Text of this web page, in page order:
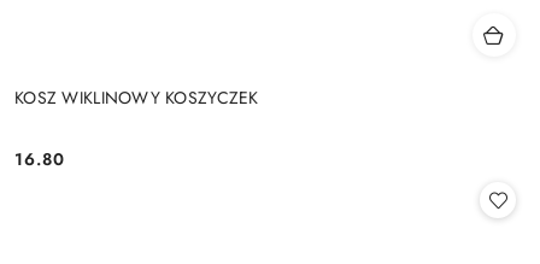
KOSZ WIKLINOWY KOSZYCZEK
Cena:
16.80